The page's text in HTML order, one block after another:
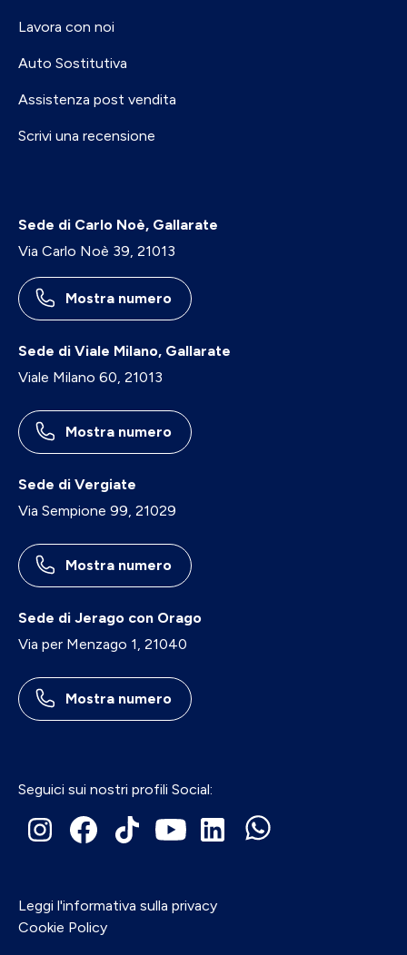
Lavora con noi
Auto Sostitutiva
Assistenza post vendita
Scrivi una recensione
Sede di Carlo Noè, Gallarate
Via Carlo Noè 39, 21013
Mostra numero
Sede di Viale Milano, Gallarate
Viale Milano 60, 21013
Mostra numero
Sede di Vergiate
Via Sempione 99, 21029
Mostra numero
Sede di Jerago con Orago
Via per Menzago 1, 21040
Mostra numero
Seguici sui nostri profili Social:
Leggi l'informativa sulla privacy
Cookie Policy